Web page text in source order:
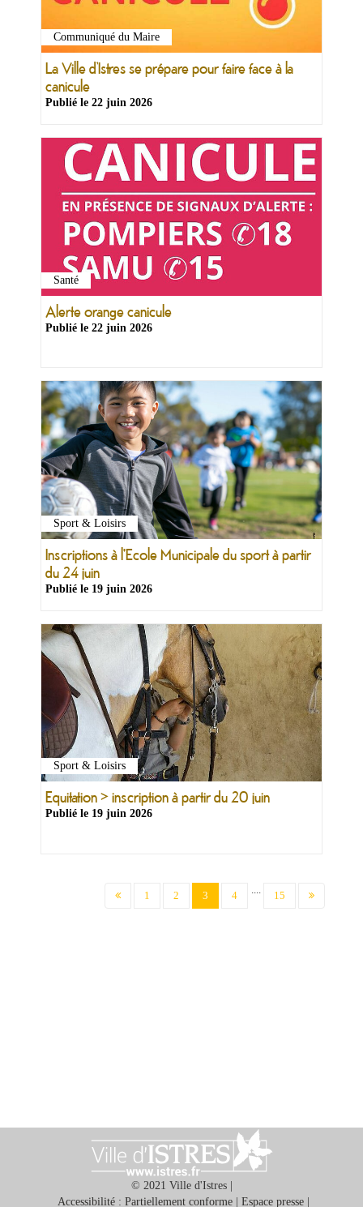
Communiqué du Maire
La Ville d’Istres se prépare pour faire face à la
canicule
Publié le 22 juin 2026
Santé
Alerte orange canicule
Publié le 22 juin 2026
Sport & Loisirs
Inscriptions à l'Ecole Municipale du sport à partir
du 24 juin
Publié le 19 juin 2026
Sport & Loisirs
Equitation > inscription à partir du 20 juin
Publié le 19 juin 2026
1 2 3 (current)
4 .... 15
© 2021 Ville d'Istres |
Accessibilité : Partiellement conforme| Espace presse|